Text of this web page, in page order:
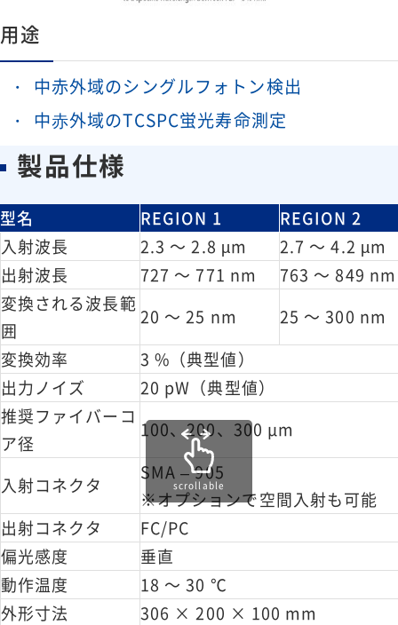
用途
中赤外域のシングルフォトン検出
中⾚外域のTCSPC蛍光寿命測定
製品仕様
型名 REGION 1
REGION 2
入射波長
2.3 ～ 2.8 µm
2.7 ～ 4.2 µm
出射波長
727 ～ 771 nm
763 ～ 849 nm
変換される波長範
囲
20 ～ 25 nm
25 ～ 300 nm
変換効率
3 %（典型値）
出力ノイズ
20 pW（典型値）
推奨ファイバーコ
ア径
100、200、300 μm
入射コネクタ
SMA – 905
※オプションで空間入射も可能
出射コネクタ
FC/PC
偏光感度
垂直
動作温度
18 ～ 30 ℃
外形寸法
306 × 200 × 100 mm
scrollable